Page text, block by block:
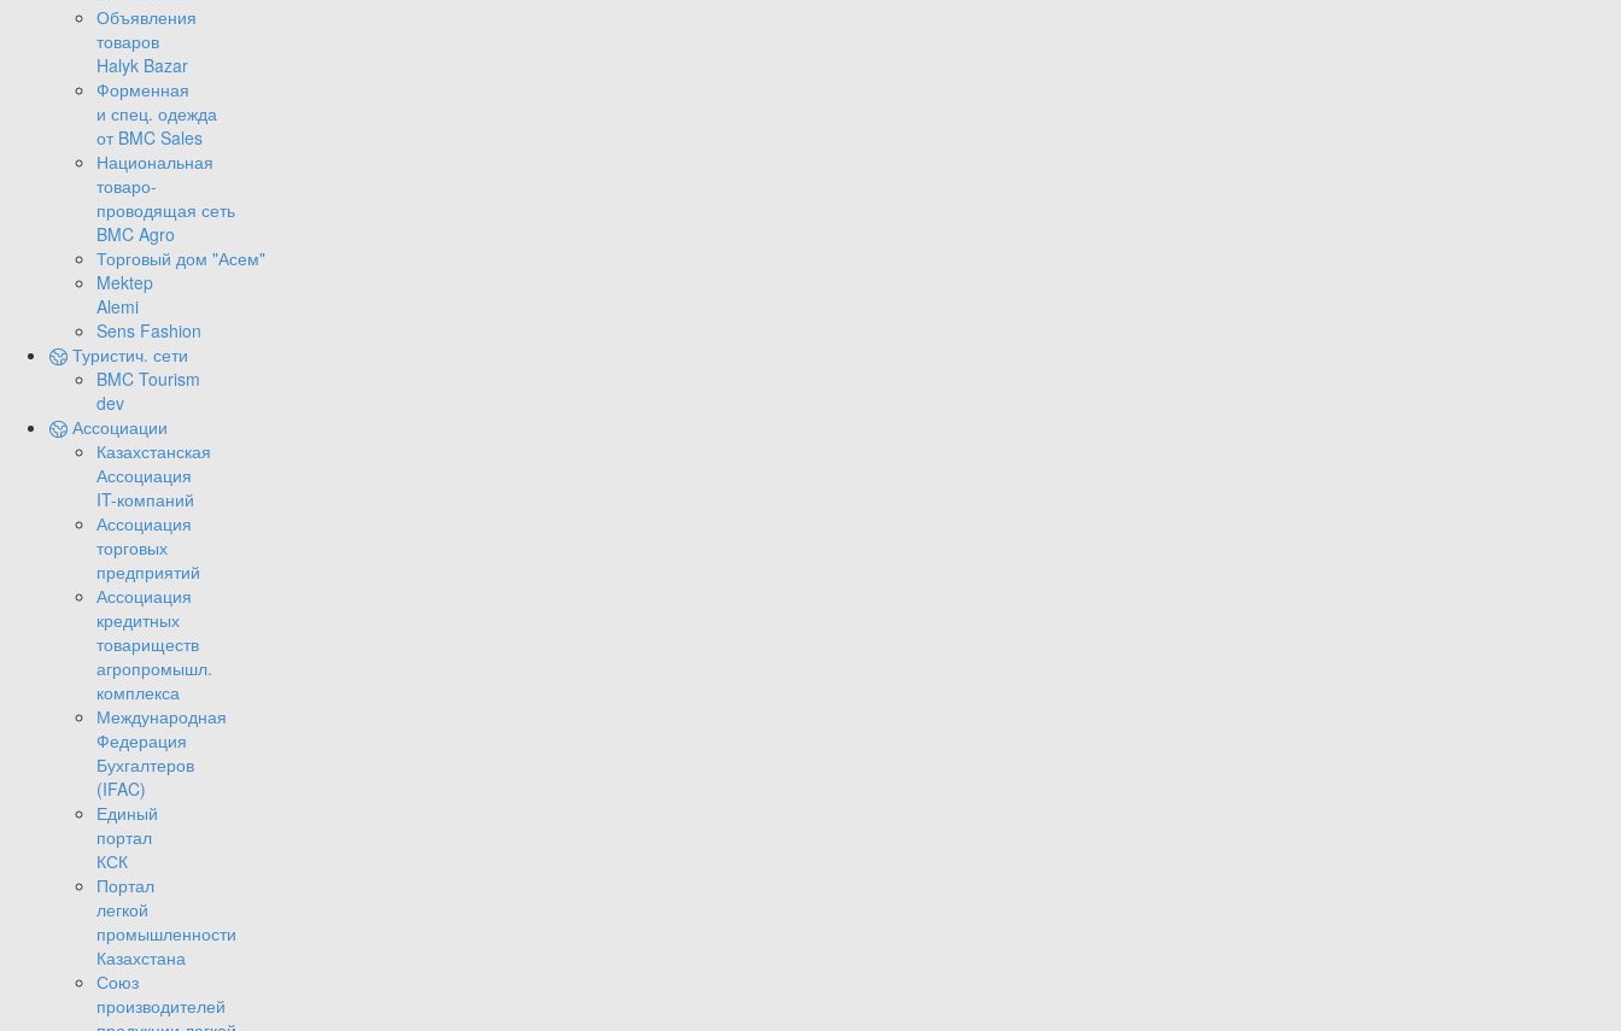
Объявления
товаров
Halyk Bazar
Форменная
и спец. одежда
от BMC Sales
Национальная
товаро-
проводящая сеть
BMC Agro
Торговый дом "Асем"
Mektep
Alemi
Sens Fashion
Туристич. сети
BMC Tourism
dev
Ассоциации
Казахстанская
Ассоциация
IT-компаний
Ассоциация
торговых
предприятий
Ассоциация
кредитных
товариществ
агропромышл.
комплекса
Международная
Федерация
Бухгалтеров
(IFAC)
Единый
портал
КСК
Портал
легкой
промышленности
Казахстана
Союз
производителей